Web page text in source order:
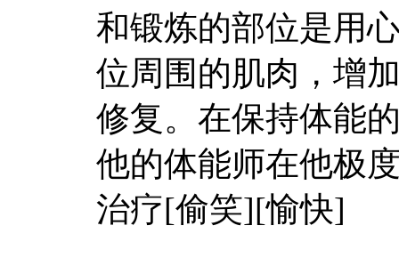
和锻炼的部位是用
位周围的肌肉，增
修复。在保持体能
他的体能师在他极
治疗[偷笑][愉快]